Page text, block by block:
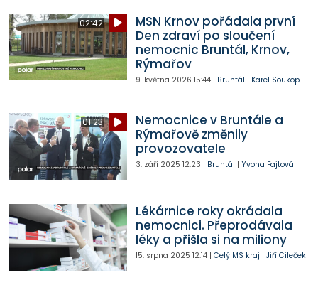
02:42
MSN Krnov pořádala první
Den zdraví po sloučení
nemocnic Bruntál, Krnov,
Rýmařov
9. května 2026 15:44| Bruntál | Karel Soukop
01:23
Nemocnice v Bruntále a
Rýmařově změnily
provozovatele
3. září 2025 12:23 | Bruntál | Yvona Fajtová
Lékárnice roky okrádala
nemocnici. Přeprodávala
léky a přišla si na miliony
15. srpna 2025 12:14| Celý MS kraj | Jiří Cileček